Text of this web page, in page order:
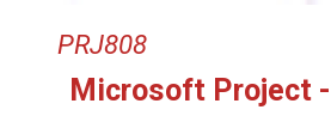
PRJ808
Microsoft Project